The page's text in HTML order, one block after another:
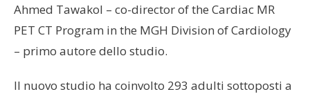
Ahmed Tawakol – co-director of the Cardiac MR
PET CT Program in the MGH Division of Cardiology
– primo autore dello studio.
Il nuovo studio ha coinvolto 293 adulti sottoposti a